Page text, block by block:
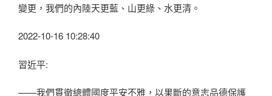
變更，我們的內陸天更藍、山更綠、水更清。
2022-10-16 10:28:40
習近平:
——我們貫徹總體國度平安不雅，以果斷的意志品德保護